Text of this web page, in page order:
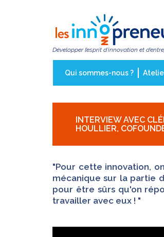
Développer l’esprit d’innovation et
Qui sommes-nous ?
INTERVIEW AVEC
HOULLIER,
"Pour cette innovation,
mécanique sur la partie
pour être sûrs qu'on
travailler avec eux ! "